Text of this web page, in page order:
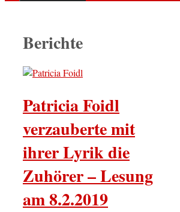
Berichte
Patricia Foidl
verzauberte mit
ihrer Lyrik die
Zuhörer – Lesung
am 8.2.2019